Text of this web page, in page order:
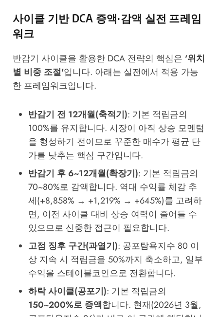
사이클 기반 DCA 증액·감액 실전 프레임
워크
반감기 사이클을 활용한 DCA 전략의 핵심은 '위치
별 비중 조절'입니다. 아래는 실전에서 적용 가능
한 프레임워크입니다.
반감기 전 12개월(축적기): 기본 적립금의
100%를 유지합니다. 시장이 아직 상승 모멘텀
을 형성하기 전이므로 꾸준한 매수가 평균 단
가를 낮추는 핵심 구간입니다.
반감기 후 6~12개월(확장기): 기본 적립금의
70~80%로 감액합니다. 역대 수익률 체감 추
세(+8,858% → +1,219% → +645%)를 고려하
면, 이전 사이클 대비 상승 여력이 줄어들 수
있으므로 신중한 접근이 필요합니다.
고점 징후 구간(과열기): 공포탐욕지수 80 이
상 지속 시 적립금을 50%까지 축소하고, 일부
수익을 스테이블코인으로 전환합니다.
하락 사이클(공포기): 기본 적립금의
150~200%로 증액합니다. 현재(2026년 3월,